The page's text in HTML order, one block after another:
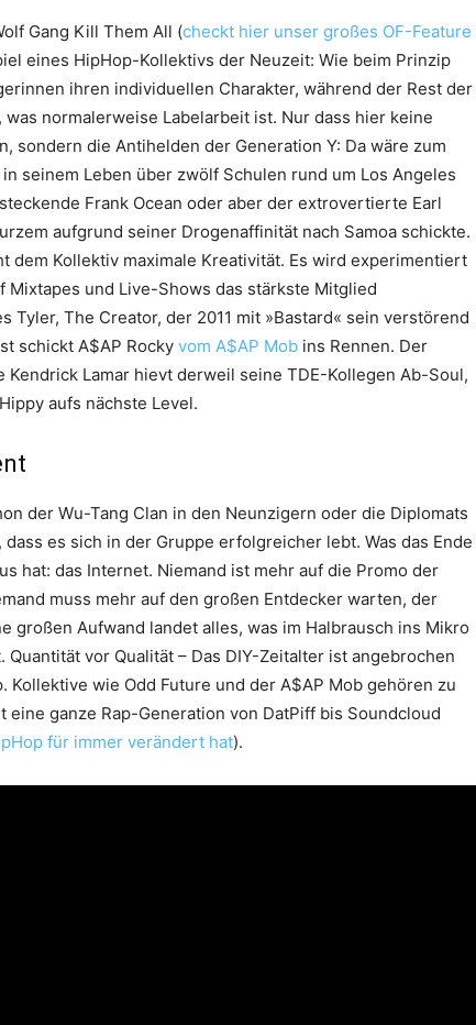
Gang Kill Them All (checkt hier unser großes OF-Feature
eines HipHop-Kollektivs der Neuzeit: Wie beim Prinzip
ihren individuellen Charakter, während der Rest der
normalerweise Labelarbeit ist. Nur dass hier keine
sondern die Antihelden der Generation Y: Da wäre zum
seinem Leben über zwölf Schulen rund um Los Angeles
Frank Ocean oder aber der extrovertierte Earl
aufgrund seiner Drogenaffinität nach Samoa schickte.
dem Kollektiv maximale Kreativität. Es wird experimentiert
Mixtapes und Live-Shows das stärkste Mitglied
Tyler, The Creator, der 2011 mit »Bastard« sein verstörend
schickt A$AP Rocky vom A$AP Mob ins Rennen. Der
Lamar hievt derweil seine TDE-Kollegen Ab-Soul,
aufs nächste Level.
der Wu-Tang Clan in den Neunzigern oder die Diplomats
es sich in der Gruppe erfolgreicher lebt. Was das Ende
hat: das Internet. Niemand ist mehr auf die Promo der
muss mehr auf den großen Entdecker warten, der
großen Aufwand landet alles, was im Halbrausch ins Mikro
vor Qualität – Das DIY-Zeitalter ist angebrochen
Kollektive wie Odd Future und der A$AP Mob gehören zu
ganze Rap-Generation von DatPiff bis Soundcloud
für immer verändert hat).